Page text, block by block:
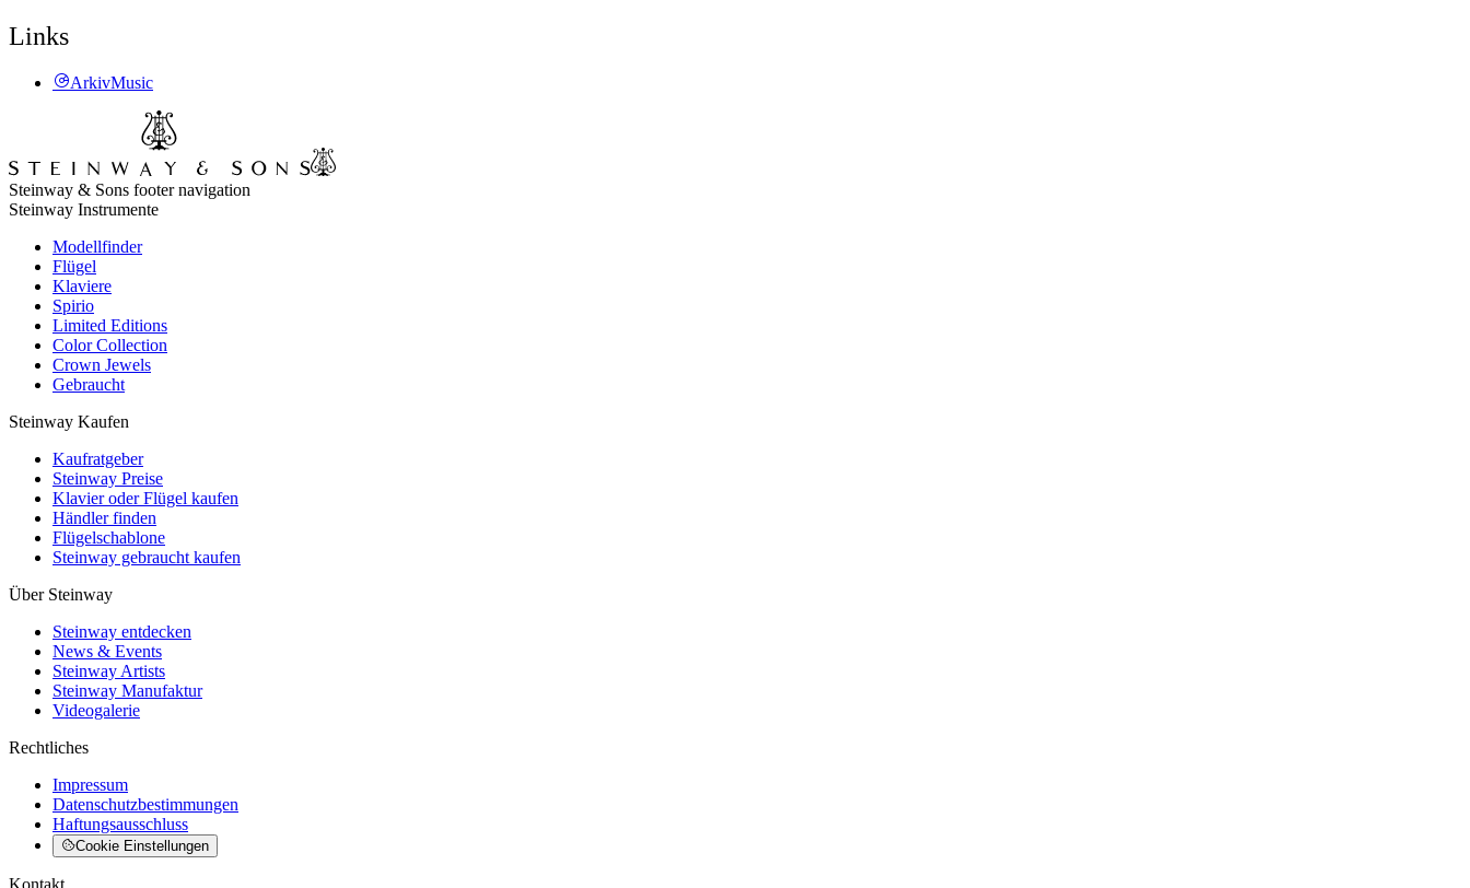
Links
ArkivMusic
Steinway & Sons footer navigation
Steinway Instrumente
Modellfinder
Flügel
Klaviere
Spirio
Limited Editions
Color Collection
Crown Jewels
Gebraucht
Steinway Kaufen
Kaufratgeber
Steinway Preise
Klavier oder Flügel kaufen
Händler finden
Flügelschablone
Steinway gebraucht kaufen
Über Steinway
Steinway entdecken
News & Events
Steinway Artists
Steinway Manufaktur
Videogalerie
Rechtliches
Impressum
Datenschutzbestimmungen
Haftungsausschluss
Cookie Einstellungen
Kontakt